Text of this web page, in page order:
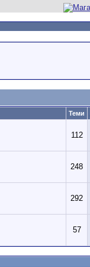
Теми
112
248
292
57